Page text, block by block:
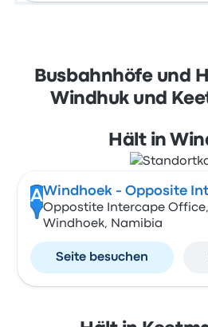
Busbahnhöfe und
Windhuk und
Hält in
AWindhoek - Opposite
Oppostite Intercape
Windhoek, Namibia
Seite besuchen